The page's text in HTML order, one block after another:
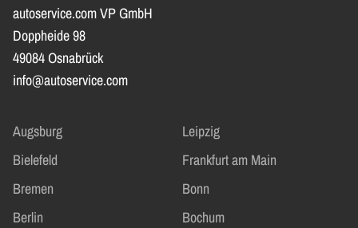
autoservice.com VP GmbH
Doppheide 98
49084 Osnabrück
info@autoservice.com
Augsburg
Leipzig
Bielefeld
Frankfurt am Main
Bremen
Bonn
Berlin
Bochum